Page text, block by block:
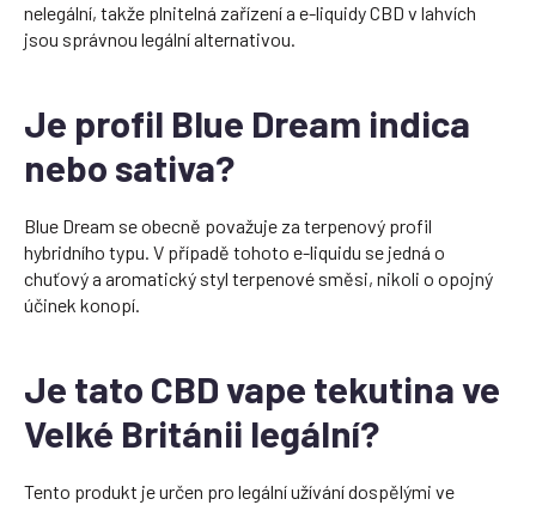
nelegální, takže plnitelná zařízení a e-liquidy CBD v lahvích
jsou správnou legální alternativou.
Je profil Blue Dream indica
nebo sativa?
Blue Dream se obecně považuje za terpenový profil
hybridního typu. V případě tohoto e-liquidu se jedná o
chuťový a aromatický styl terpenové směsi, nikoli o opojný
účinek konopí.
Je tato CBD vape tekutina ve
Velké Británii legální?
Tento produkt je určen pro legální užívání dospělými ve